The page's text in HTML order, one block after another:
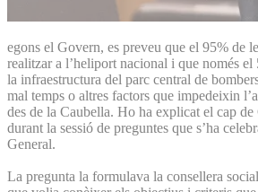
egons el Govern, es preveu que el 95% de
realitzar a l’heliport nacional i que només el
la infraestructura del parc central de
mal temps o altres factors que impedeixin
des de la Caubella. Ho ha explicat el cap
durant la sessió de preguntes que s’ha
General.
La pregunta la formulava la consellera